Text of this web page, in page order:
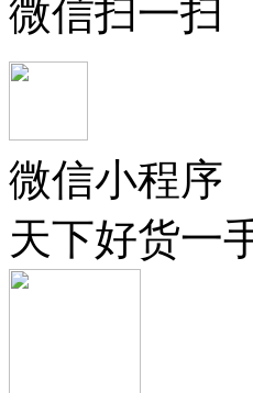
微信扫一扫
微信小程序
天下好货一